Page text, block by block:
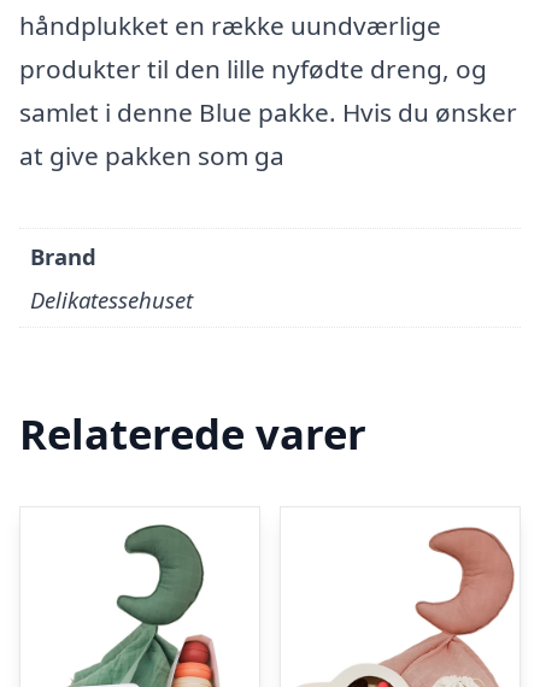
håndplukket en række uundværlige
produkter til den lille nyfødte dreng, og
samlet i denne Blue pakke. Hvis du ønsker
at give pakken som ga
Brand
Delikatessehuset
Relaterede varer